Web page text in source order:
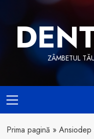
content
ZÂMBETUL
Menu
Prima pagină » Ansiodep